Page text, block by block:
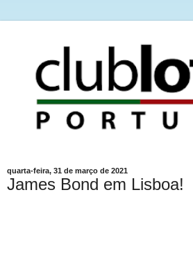
quarta-feira, 31 de março de 2021
James Bond em Lisboa!